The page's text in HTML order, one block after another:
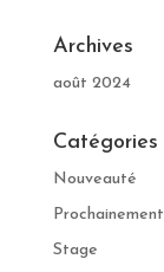
Archives
août 2024
Catégories
Nouveauté
Prochainement
Stage